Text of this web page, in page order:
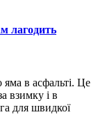
лагодить
в асфальті. Це
взимку і в
для швидкої